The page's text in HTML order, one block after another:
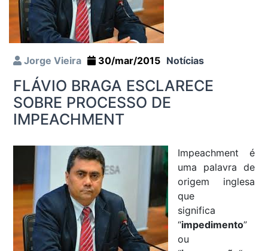
Jorge Vieira 30/mar/2015 Notícias
FLÁVIO BRAGA ESCLARECE
SOBRE PROCESSO DE
IMPEACHMENT
Impeachment é
uma palavra de
origem inglesa
que
significa
“impedimento”
ou